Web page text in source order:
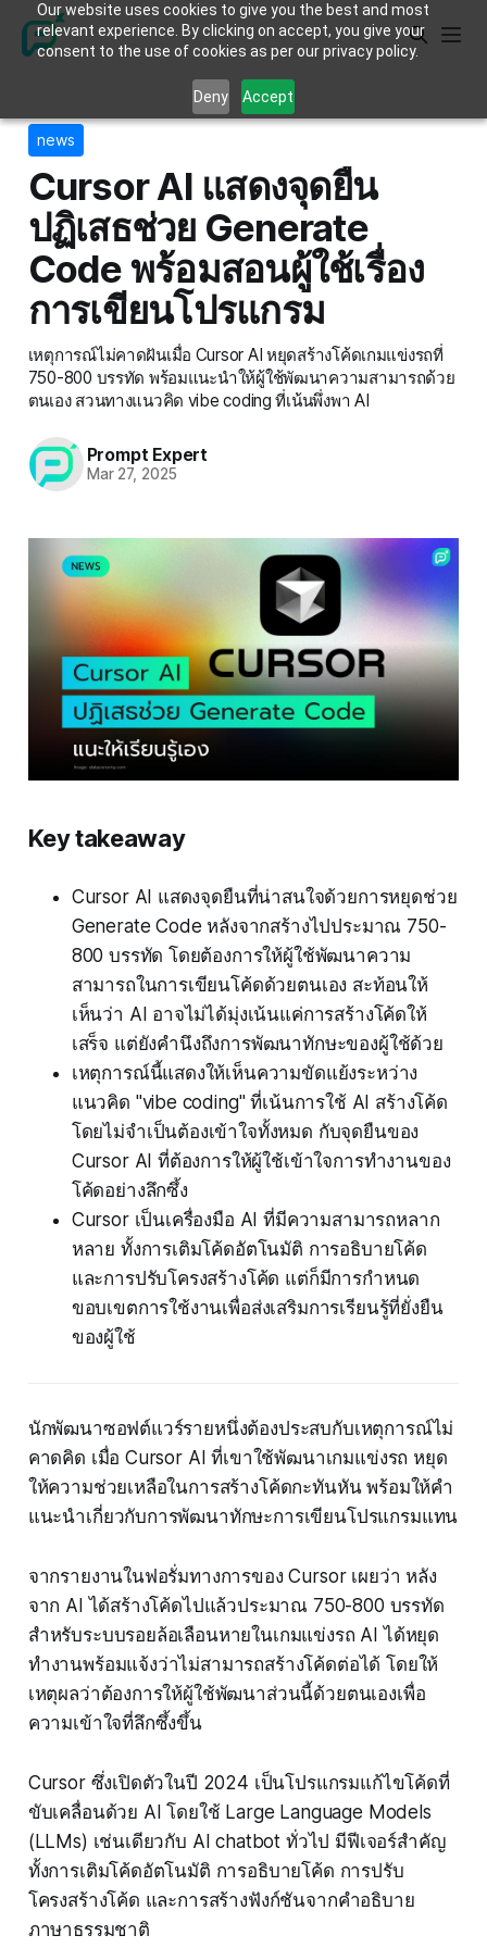
Our website uses cookies to give you the best and most
relevant experience. By clicking on accept, you give your
consent to the use of cookies as per our privacy policy.
Deny Accept
news
Cursor AI แสดงจุดยืน
ปฏิเสธช่วย Generate
Code พร้อมสอนผู้ใช้เรื่อง
การเขียนโปรแกรม
เหตุการณ์ไม่คาดฝันเมื่อ Cursor AI หยุดสร้างโค้ดเกมแข่งรถที่
750-800 บรรทัด พร้อมแนะนำให้ผู้ใช้พัฒนาความสามารถด้วย
ตนเอง สวนทางแนวคิด vibe coding ที่เน้นพึ่งพา AI
Prompt Expert
Mar 27, 2025
Key takeaway
Cursor AI แสดงจุดยืนที่น่าสนใจด้วยการหยุดช่วย
Generate Code หลังจากสร้างไปประมาณ 750-
800 บรรทัด โดยต้องการให้ผู้ใช้พัฒนาความ
สามารถในการเขียนโค้ดด้วยตนเอง สะท้อนให้
เห็นว่า AI อาจไม่ได้มุ่งเน้นแค่การสร้างโค้ดให้
เสร็จ แต่ยังคำนึงถึงการพัฒนาทักษะของผู้ใช้ด้วย
เหตุการณ์นี้แสดงให้เห็นความขัดแย้งระหว่าง
แนวคิด "vibe coding" ที่เน้นการใช้ AI สร้างโค้ด
โดยไม่จำเป็นต้องเข้าใจทั้งหมด กับจุดยืนของ
Cursor AI ที่ต้องการให้ผู้ใช้เข้าใจการทำงานของ
โค้ดอย่างลึกซึ้ง
Cursor เป็นเครื่องมือ AI ที่มีความสามารถหลาก
หลาย ทั้งการเติมโค้ดอัตโนมัติ การอธิบายโค้ด
และการปรับโครงสร้างโค้ด แต่ก็มีการกำหนด
ขอบเขตการใช้งานเพื่อส่งเสริมการเรียนรู้ที่ยั่งยืน
ของผู้ใช้
นักพัฒนาซอฟต์แวร์รายหนึ่งต้องประสบกับเหตุการณ์ไม่
คาดคิด เมื่อ Cursor AI ที่เขาใช้พัฒนาเกมแข่งรถ หยุด
ให้ความช่วยเหลือในการสร้างโค้ดกะทันหัน พร้อมให้คำ
แนะนำเกี่ยวกับการพัฒนาทักษะการเขียนโปรแกรมแทน
จากรายงานในฟอรั่มทางการของ Cursor เผยว่า หลัง
จาก AI ได้สร้างโค้ดไปแล้วประมาณ 750-800 บรรทัด
สำหรับระบบรอยล้อเลือนหายในเกมแข่งรถ AI ได้หยุด
ทำงานพร้อมแจ้งว่าไม่สามารถสร้างโค้ดต่อได้ โดยให้
เหตุผลว่าต้องการให้ผู้ใช้พัฒนาส่วนนี้ด้วยตนเองเพื่อ
ความเข้าใจที่ลึกซึ้งขึ้น
Cursor ซึ่งเปิดตัวในปี 2024 เป็นโปรแกรมแก้ไขโค้ดที่
ขับเคลื่อนด้วย AI โดยใช้ Large Language Models
(LLMs) เช่นเดียวกับ AI chatbot ทั่วไป มีฟีเจอร์สำคัญ
ทั้งการเติมโค้ดอัตโนมัติ การอธิบายโค้ด การปรับ
โครงสร้างโค้ด และการสร้างฟังก์ชันจากคำอธิบาย
ภาษาธรรมชาติ